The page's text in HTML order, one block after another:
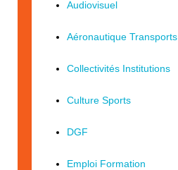
Audiovisuel
Aéronautique Transports
Collectivités Institutions
Culture Sports
DGF
Emploi Formation